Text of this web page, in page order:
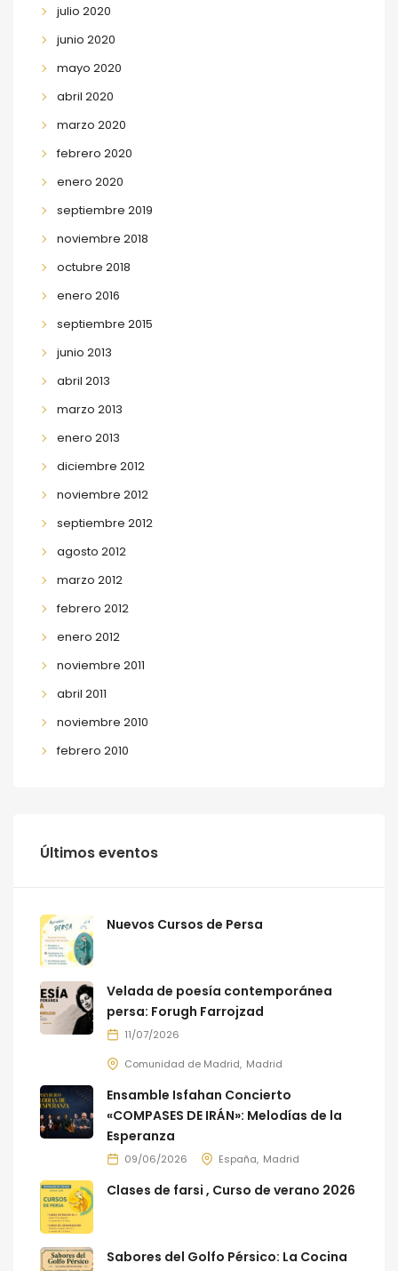
julio 2020
junio 2020
mayo 2020
abril 2020
marzo 2020
febrero 2020
enero 2020
septiembre 2019
noviembre 2018
octubre 2018
enero 2016
septiembre 2015
junio 2013
abril 2013
marzo 2013
enero 2013
diciembre 2012
noviembre 2012
septiembre 2012
agosto 2012
marzo 2012
febrero 2012
enero 2012
noviembre 2011
abril 2011
noviembre 2010
febrero 2010
Últimos eventos
Nuevos Cursos de Persa
Velada de poesía contemporánea
persa: Forugh Farrojzad
11/07/2026
Comunidad de Madrid Madrid
Ensamble Isfahan Concierto
«COMPASES DE IRÁN»: Melodías de la
Esperanza
09/06/2026 España Madrid
Clases de farsi , Curso de verano 2026
Sabores del Golfo Pérsico: La Cocina